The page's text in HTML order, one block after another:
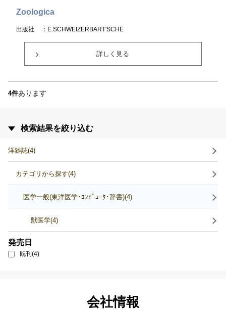
Zoologica
出版社 ：E.SCHWEIZERBART'SCHE
詳しく見る
4件あります
検索結果を絞り込む
洋雑誌(4)
カテゴリから探す(4)
医学一般(東洋医学･ｺﾝﾋﾟｭｰﾀ･辞書)(4)
獣医学(4)
発売日
既刊(4)
会社情報